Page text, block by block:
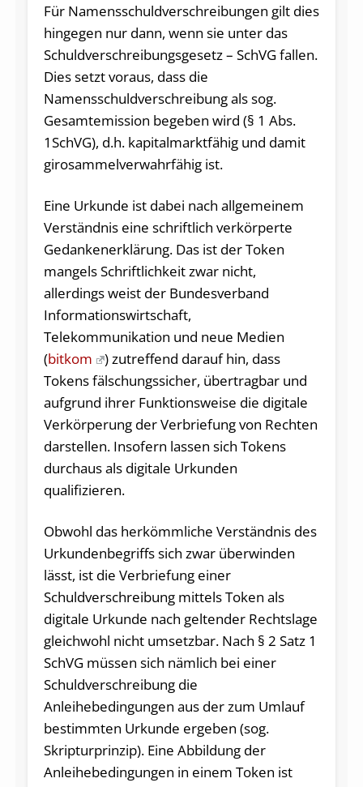
Für Namensschuldverschreibungen gilt dies
hingegen nur dann, wenn sie unter das
Schuldverschreibungsgesetz – SchVG fallen.
Dies setzt voraus, dass die
Namensschuldverschreibung als sog.
Gesamtemission begeben wird (§ 1 Abs.
1SchVG), d.h. kapitalmarktfähig und damit
girosammelverwahrfähig ist.
Eine Urkunde ist dabei nach allgemeinem
Verständnis eine schriftlich verkörperte
Gedankenerklärung. Das ist der Token
mangels Schriftlichkeit zwar nicht,
allerdings weist der Bundesverband
Informationswirtschaft,
Telekommunikation und neue Medien
(bitkom
) zutreffend darauf hin, dass
Tokens fälschungssicher, übertragbar und
aufgrund ihrer Funktionsweise die digitale
Verkörperung der Verbriefung von Rechten
darstellen. Insofern lassen sich Tokens
durchaus als digitale Urkunden
qualifizieren.
Obwohl das herkömmliche Verständnis des
Urkundenbegriffs sich zwar überwinden
lässt, ist die Verbriefung einer
Schuldverschreibung mittels Token als
digitale Urkunde nach geltender Rechtslage
gleichwohl nicht umsetzbar. Nach § 2 Satz 1
SchVG müssen sich nämlich bei einer
Schuldverschreibung die
Anleihebedingungen aus der zum Umlauf
bestimmten Urkunde ergeben (sog.
Skripturprinzip). Eine Abbildung der
Anleihebedingungen in einem Token ist